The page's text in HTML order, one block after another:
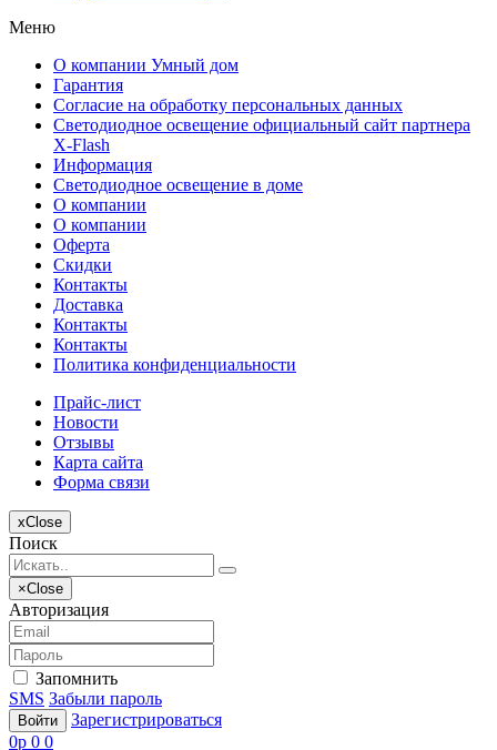
Меню
О компании Умный дом
Гарантия
Согласие на обработку персональных данных
Светодиодное освещение официальный сайт партнера
X-Flash
Информация
Светодиодное освещение в доме
О компании
О компании
Оферта
Скидки
Контакты
Доставка
Контакты
Контакты
Политика конфиденциальности
Прайс-лист
Новости
Отзывы
Карта сайта
Форма связи
xClose
Поиск
×Close
Авторизация
Запомнить
SMS Забыли пароль
Войти
Зарегистрироваться
0p 0 0